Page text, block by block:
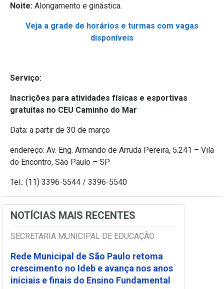
Noite: Alongamento e ginástica.
Veja a grade de horários e turmas com vagas
disponíveis
Serviço:
Inscrições para atividades físicas e esportivas
gratuitas no CEU Caminho do Mar
Data: a partir de 30 de março
endereço: Av. Eng. Armando de Arruda Pereira, 5.241 – Vila
do Encontro, São Paulo – SP
Tel.: (11) 3396-5544 / 3396-5540
NOTÍCIAS MAIS RECENTES
SECRETARIA MUNICIPAL DE EDUCAÇÃO
Rede Municipal de São Paulo retoma
crescimento no Ideb e avança nos anos
iniciais e finais do Ensino Fundamental